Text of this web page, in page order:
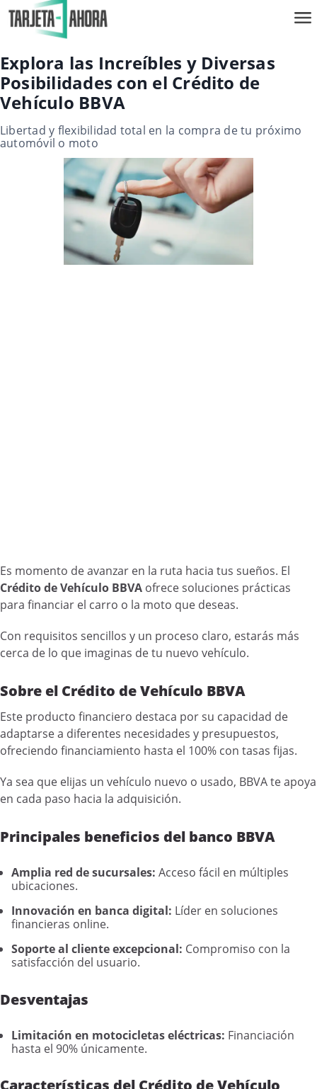
Explora las Increíbles y Diversas
Posibilidades con el Crédito de
Vehículo BBVA
Libertad y flexibilidad total en la compra de tu próximo
automóvil o moto
Es momento de avanzar en la ruta hacia tus sueños. El
Crédito de Vehículo BBVA ofrece soluciones prácticas
para financiar el carro o la moto que deseas.
Con requisitos sencillos y un proceso claro, estarás más
cerca de lo que imaginas de tu nuevo vehículo.
Sobre el Crédito de Vehículo BBVA
Este producto financiero destaca por su capacidad de
adaptarse a diferentes necesidades y presupuestos,
ofreciendo financiamiento hasta el 100% con tasas fijas.
Ya sea que elijas un vehículo nuevo o usado, BBVA te apoya
en cada paso hacia la adquisición.
Principales beneficios del banco BBVA
Amplia red de sucursales: Acceso fácil en múltiples
ubicaciones.
Innovación en banca digital: Líder en soluciones
financieras online.
Soporte al cliente excepcional: Compromiso con la
satisfacción del usuario.
Desventajas
Limitación en motocicletas eléctricas: Financiación
hasta el 90% únicamente.
Características del Crédito de Vehículo